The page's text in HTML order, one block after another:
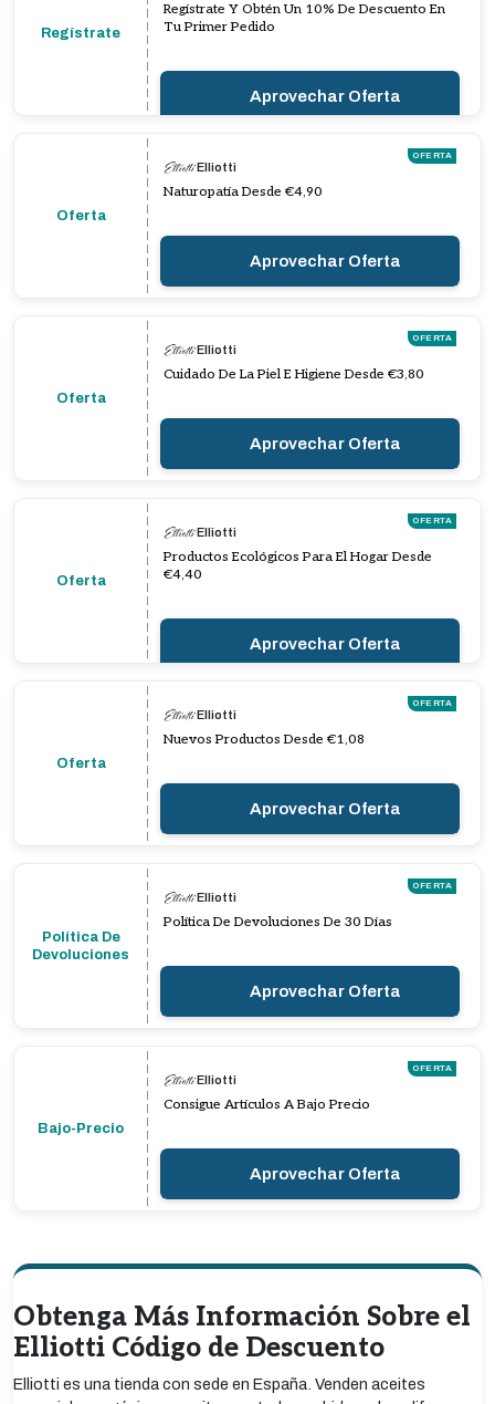
Regístrate
Regístrate Y Obtén Un 10% De Descuento En
Tu Primer Pedido
Aprovechar Oferta
Oferta
OFERTA
Elliotti
Naturopatía Desde €4,90
Aprovechar Oferta
Oferta
OFERTA
Elliotti
Cuidado De La Piel E Higiene Desde €3,80
Aprovechar Oferta
Oferta
OFERTA
Elliotti
Productos Ecológicos Para El Hogar Desde
€4,40
Aprovechar Oferta
Oferta
OFERTA
Elliotti
Nuevos Productos Desde €1,08
Aprovechar Oferta
Política De
Devoluciones
OFERTA
Elliotti
Política De Devoluciones De 30 Días
Aprovechar Oferta
Bajo-Precio
OFERTA
Elliotti
Consigue Artículos A Bajo Precio
Aprovechar Oferta
Obtenga Más Información Sobre el
Elliotti Código de Descuento
Elliotti es una tienda con sede en España. Venden aceites